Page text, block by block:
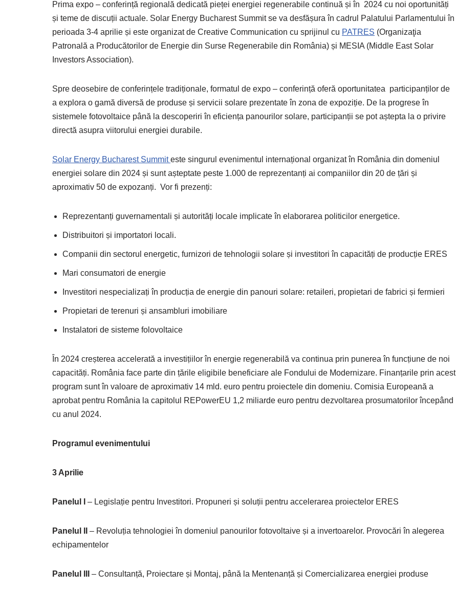
Prima expo – conferință regională dedicată pieței energiei regenerabile continuă și în 2024 cu noi oportunități
și teme de discuții actuale. Solar Energy Bucharest Summit se va desfășura în cadrul Palatului Parlamentului în
perioada 3-4 aprilie și este organizat de Creative Communication cu sprijinul cu PATRES (Organizaţia
Patronală a Producătorilor de Energie din Surse Regenerabile din România) și MESIA (Middle East Solar
Investors Association).
Spre deosebire de conferințele tradiționale, formatul de expo – conferință oferă oportunitatea participanților de
a explora o gamă diversă de produse și servicii solare prezentate în zona de expoziție. De la progrese în
sistemele fotovoltaice până la descoperiri în eficiența panourilor solare, participanții se pot aștepta la o privire
directă asupra viitorului energiei durabile.
Solar Energy Bucharest Summiteste singurul evenimentul internațional organizat în România din domeniul
energiei solare din 2024 și sunt așteptate peste 1.000 de reprezentanți ai companiilor din 20 de țări și
aproximativ 50 de expozanți. Vor fi prezenți:
Reprezentanți guvernamentali și autorități locale implicate în elaborarea politicilor energetice.
Distribuitori și importatori locali.
Companii din sectorul energetic, furnizori de tehnologii solare și investitori în capacități de producție ERES
Mari consumatori de energie
Investitori nespecializați în producția de energie din panouri solare: retaileri, propietari de fabrici și fermieri
Propietari de terenuri și ansambluri imobiliare
Instalatori de sisteme folovoltaice
În 2024 creșterea accelerată a investițiilor în energie regenerabilă va continua prin punerea în funcțiune de noi
capacități. România face parte din țările eligibile beneficiare ale Fondului de Modernizare. Finanțarile prin acest
program sunt în valoare de aproximativ 14 mld. euro pentru proiectele din domeniu. Comisia Europeană a
aprobat pentru România la capitolul REPowerEU 1,2 miliarde euro pentru dezvoltarea prosumatorilor începând
cu anul 2024.
Programul evenimentului
3 Aprilie
Panelul I – Legislație pentru Investitori. Propuneri și soluții pentru accelerarea proiectelor ERES
Panelul II
– Revoluția tehnologiei în domeniul panourilor fotovoltaive și a invertoarelor. Provocări în alegerea
echipamentelor
Panelul III – Consultanță, Proiectare și Montaj, până la Mentenanță și Comercializarea energiei produse